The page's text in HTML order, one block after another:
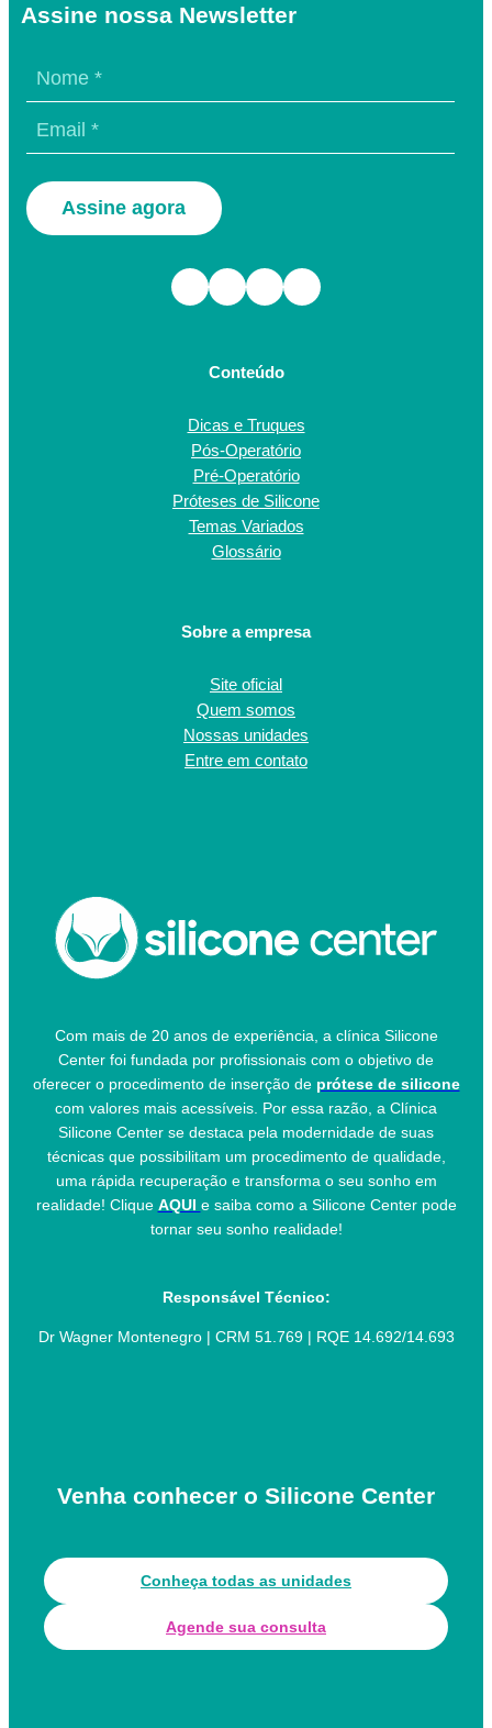
Assine nossa Newsletter
Assine agora
Facebook Instagram TikTok Youtube
Conteúdo
Dicas e Truques
Pós-Operatório
Pré-Operatório
Próteses de Silicone
Temas Variados
Glossário
Sobre a empresa
Site oficial
Quem somos
Nossas unidades
Entre em contato
Com mais de 20 anos de experiência, a clínica Silicone
Center foi fundada por profissionais com o objetivo de
oferecer o procedimento de inserção de prótese de silicone
com valores mais acessíveis. Por essa razão, a Clínica
Silicone Center se destaca pela modernidade de suas
técnicas que possibilitam um procedimento de qualidade,
uma rápida recuperação e transforma o seu sonho em
realidade! Clique AQUI e saiba como a Silicone Center pode
tornar seu sonho realidade!
Responsável Técnico:
Dr Wagner Montenegro | CRM 51.769 | RQE 14.692/14.693
Venha conhecer o Silicone Center
Conheça todas as unidades
Agende sua consulta